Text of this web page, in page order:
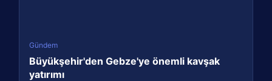
Gündem
Büyükşehir'den Gebze'ye önemli kavşak
yatırımı